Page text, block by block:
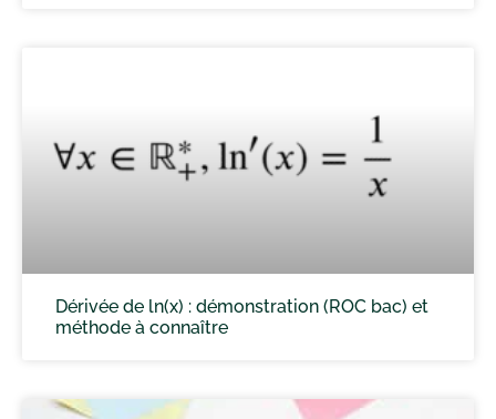
Dérivée de ln(x) : démonstration (ROC bac) et
méthode à connaître